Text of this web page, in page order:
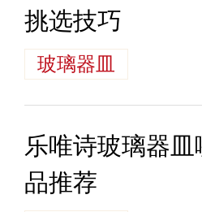
挑选技巧
玻璃器皿
乐唯诗玻璃器
品推荐